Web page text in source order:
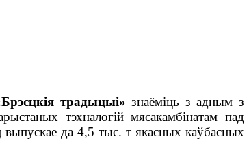
традыцыі» знаёміць з адным з
тэхналогій мясакамбінатам пад
да 4,5 тыс. т якасных каўбасных